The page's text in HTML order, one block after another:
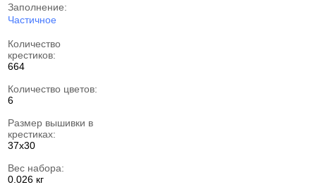
Заполнение:
Частичное
Количество
крестиков:
664
Количество цветов:
6
Размер вышивки в
крестиках:
37х30
Вес набора:
0.026 кг